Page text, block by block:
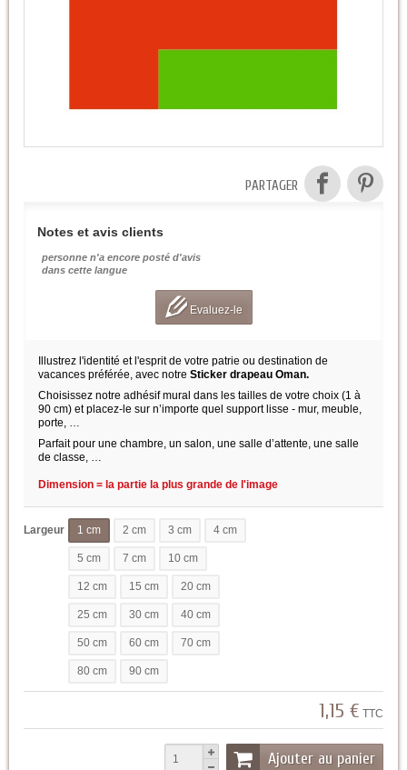
PARTAGER
Notes et avis clients
personne n'a encore posté d'avis
dans cette langue
Evaluez-le
Illustrez l'identité et l'esprit de votre patrie ou destination de
vacances préférée, avec notre Sticker drapeau Oman.
Choisissez notre adhésif mural dans les tailles de votre choix (1 à
90 cm) et placez-le sur n’importe quel support lisse - mur, meuble,
porte, …
Parfait pour une chambre, un salon, une salle d’attente, une salle
de classe, …
Dimension = la partie la plus grande de l'image
Largeur 1 cm 2 cm 3 cm 4 cm
5 cm 7 cm 10 cm
12 cm 15 cm 20 cm
25 cm 30 cm 40 cm
50 cm 60 cm 70 cm
80 cm 90 cm
1,15 € TTC
Ajouter au panier